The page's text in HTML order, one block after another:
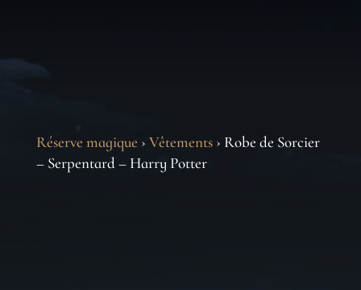
Réserve magique › Vêtements› Robe de Sorcier
– Serpentard – Harry Potter